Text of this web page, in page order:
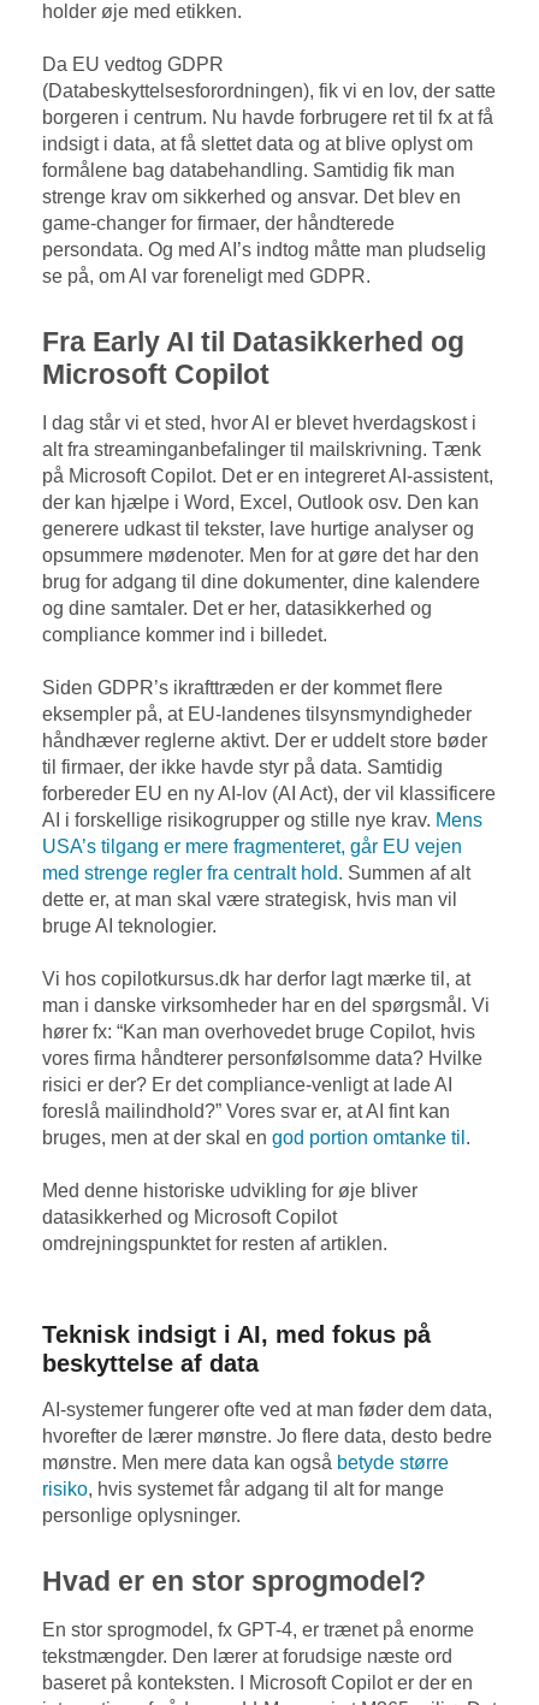
holder øje med etikken.
Da EU vedtog GDPR
(Databeskyttelsesforordningen), fik vi en lov, der satte
borgeren i centrum. Nu havde forbrugere ret til fx at få
indsigt i data, at få slettet data og at blive oplyst om
formålene bag databehandling. Samtidig fik man
strenge krav om sikkerhed og ansvar. Det blev en
game-changer for firmaer, der håndterede
persondata. Og med AI’s indtog måtte man pludselig
se på, om AI var foreneligt med GDPR.
Fra Early AI til Datasikkerhed og
Microsoft Copilot
I dag står vi et sted, hvor AI er blevet hverdagskost i
alt fra streaminganbefalinger til mailskrivning. Tænk
på Microsoft Copilot. Det er en integreret AI-assistent,
der kan hjælpe i Word, Excel, Outlook osv. Den kan
generere udkast til tekster, lave hurtige analyser og
opsummere mødenoter. Men for at gøre det har den
brug for adgang til dine dokumenter, dine kalendere
og dine samtaler. Det er her, datasikkerhed og
compliance kommer ind i billedet.
Siden GDPR’s ikrafttræden er der kommet flere
eksempler på, at EU-landenes tilsynsmyndigheder
håndhæver reglerne aktivt. Der er uddelt store bøder
til firmaer, der ikke havde styr på data. Samtidig
forbereder EU en ny AI-lov (AI Act), der vil klassificere
AI i forskellige risikogrupper og stille nye krav. Mens
USA’s tilgang er mere fragmenteret, går EU vejen
med strenge regler fra centralt hold. Summen af alt
dette er, at man skal være strategisk, hvis man vil
bruge AI teknologier.
Vi hos copilotkursus.dk har derfor lagt mærke til, at
man i danske virksomheder har en del spørgsmål. Vi
hører fx: “Kan man overhovedet bruge Copilot, hvis
vores firma håndterer personfølsomme data? Hvilke
risici er der? Er det compliance-venligt at lade AI
foreslå mailindhold?” Vores svar er, at AI fint kan
bruges, men at der skal en god portion omtanke til .
Med denne historiske udvikling for øje bliver
datasikkerhed og Microsoft Copilot
omdrejningspunktet for resten af artiklen.
Teknisk indsigt i AI, med fokus på
beskyttelse af data
AI-systemer fungerer ofte ved at man føder dem data,
hvorefter de lærer mønstre. Jo flere data, desto bedre
mønstre. Men mere data kan også betyde større
risiko, hvis systemet får adgang til alt for mange
personlige oplysninger.
Hvad er en stor sprogmodel?
En stor sprogmodel, fx GPT-4, er trænet på enorme
tekstmængder. Den lærer at forudsige næste ord
baseret på konteksten. I Microsoft Copilot er der en